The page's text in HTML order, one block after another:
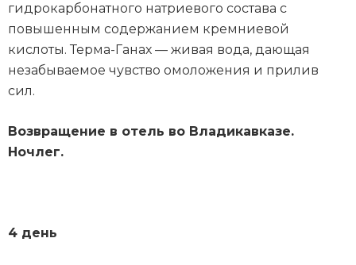
гидрокарбонатного натриевого состава с
повышенным содержанием кремниевой
кислоты. Терма-Ганах — живая вода, дающая
незабываемое чувство омоложения и прилив
сил.
Возвращение в отель во Владикавказе.
Ночлег.
4 день